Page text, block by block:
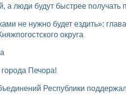
а люди будут быстрее получать
округа
Печора!